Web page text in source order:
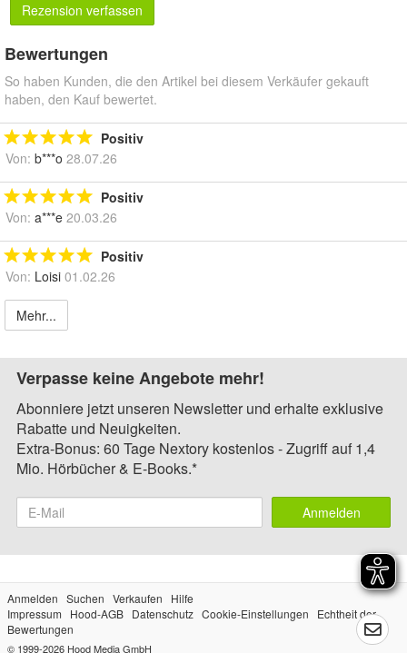
Rezension verfassen
Bewertungen
So haben Kunden, die den Artikel bei diesem Verkäufer gekauft
haben, den Kauf bewertet.
Positiv
Von: b***o 28.07.26
Positiv
Von: a***e 20.03.26
Positiv
Von: Loisi 01.02.26
Mehr...
Verpasse keine Angebote mehr!
Abonniere jetzt unseren Newsletter und erhalte exklusive
Rabatte und Neuigkeiten.
Extra-Bonus: 60 Tage Nextory kostenlos - Zugriff auf 1,4
Mio. Hörbücher & E-Books.*
Anmelden
Anmelden Suchen Verkaufen
Hilfe
Impressum
Hood-AGB Datenschutz Cookie-Einstellungen
Echtheit der
Bewertungen
© 1999-2026 Hood Media GmbH